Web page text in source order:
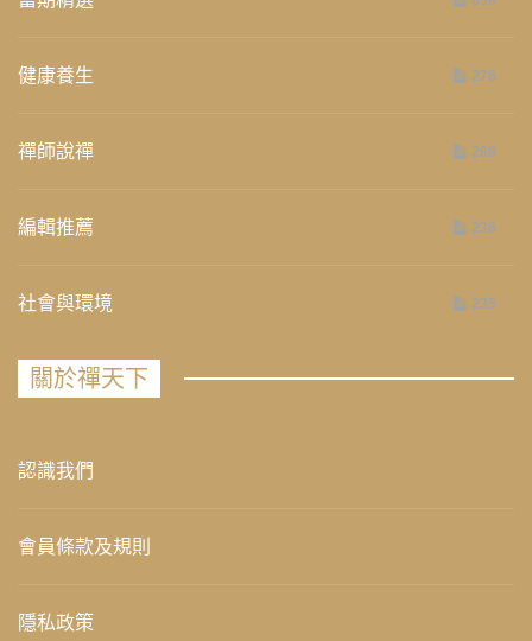
健康養生 276
禪師說禪 268
編輯推薦 236
社會與環境 235
關於禪天下
認識我們
會員條款及規則
隱私政策